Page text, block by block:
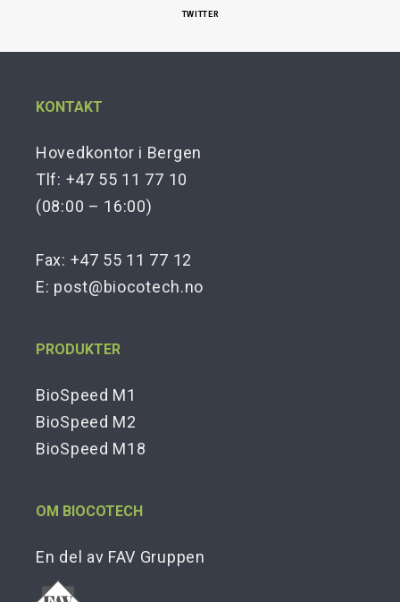
TWITTER
KONTAKT
Hovedkontor i Bergen
Tlf: +47 55 11 77 10
(08:00 – 16:00)
Fax: +47 55 11 77 12
E: post@biocotech.no
PRODUKTER
BioSpeed M1
BioSpeed M2
BioSpeed M18
OM BIOCOTECH
En del av FAV Gruppen